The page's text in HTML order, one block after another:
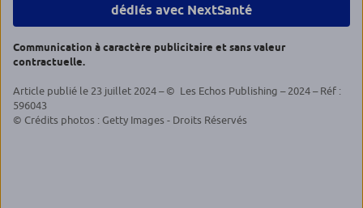
dédiés avec NextSanté
Communication à caractère publicitaire et sans valeur
contractuelle.
Article publié le 23 juillet 2024 – © Les Echos Publishing – 2024 – Réf :
596043
© Crédits photos : Getty Images - Droits Réservés